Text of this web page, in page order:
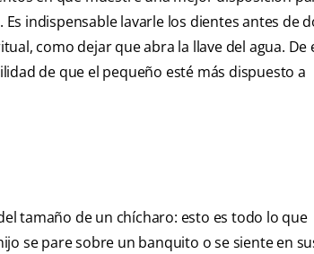
indispensable lavarle los dientes antes de
como dejar que abra la llave del agua. De
de que el pequeño esté más dispuesto a
tamaño de un chícharo: esto es todo lo que
se pare sobre un banquito o se siente en